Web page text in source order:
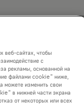
веб-сайтах, чтобы
с
рекламы, основанной на
файлами cookie" ниже,
можете изменить свои
в нижней части экрана
от некоторых или всех